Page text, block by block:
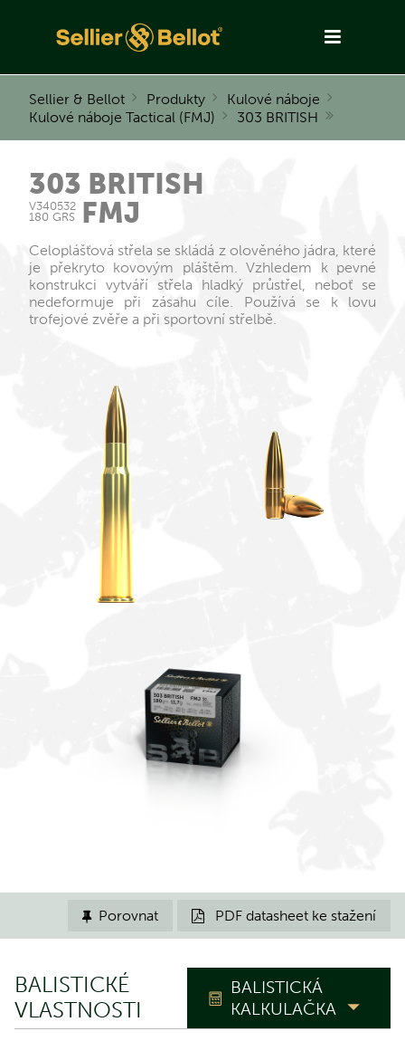
Sellier & Bellot Produkty
Kulové náboje
Kulové náboje Tactical (FMJ)
303 BRITISH
303 BRITISH
FMJ
V340532
180 GRS
Celoplášťová střela se skládá z olověného jádra, které
je překryto kovovým pláštěm. Vzhledem k pevné
konstrukci vytváří střela hladký průstřel, neboť se
nedeformuje při zásahu cíle. Používá se k lovu
trofejové zvěře a při sportovní střelbě.
 PDF datasheet ke stažení
 Porovnat
BALISTICKÉ
VLASTNOSTI
BALISTICKÁ
KALKULAČKA